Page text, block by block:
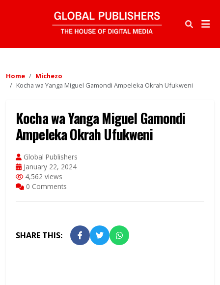
Home
Michezo
Kocha wa Yanga Miguel Gamondi Ampeleka Okrah Ufukweni
Kocha wa Yanga Miguel Gamondi
Ampeleka Okrah Ufukweni
Global Publishers
January 22, 2024
4,562 views
0 Comments
SHARE THIS: